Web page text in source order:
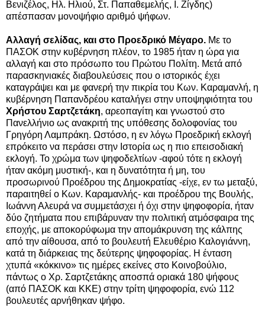
Βενιζέλος, Ηλ. Ηλιού, Στ. Παπαθεμελής, Ι. Ζίγδης)
απέσπασαν μονοψήφιο αριθμό ψήφων.
Αλλαγή σελίδας, και στο Προεδρικό Μέγαρο. Με το
ΠΑΣΟΚ στην κυβέρνηση πλέον, το 1985 ήταν η ώρα για
αλλαγή και στο πρόσωπο του Πρώτου Πολίτη. Μετά από
παρασκηνιακές διαβουλεύσεις που ο ιστορικός έχει
καταγράψει και με φανερή την πικρία του Κων. Καραμανλή, η
κυβέρνηση Παπανδρέου καταλήγει στην υποψηφιότητα του
Χρήστου Σαρτζετάκη, αρεοπαγίτη και γνωστού στο
Πανελλήνιο ως ανακριτή της υπόθεσης δολοφονίας του
Γρηγόρη Λαμπράκη. Ωστόσο, η εν λόγω Προεδρική εκλογή
επρόκειτο να περάσει στην Ιστορία ως η πιο επεισοδιακή
εκλογή. Το χρώμα των ψηφοδελτίων -αφού τότε η εκλογή
ήταν ακόμη μυστική-, και η δυνατότητα ή μη, του
προσωρινού Προέδρου της Δημοκρατίας -είχε, εν τω μεταξύ,
παραιτηθεί ο Κων. Καραμανλής- και προέδρου της Βουλής,
Ιωάννη Αλευρά να συμμετάσχει ή όχι στην ψηφοφορία, ήταν
δύο ζητήματα που επιβάρυναν την πολιτική ατμόσφαιρα της
εποχής, με αποκορύφωμα την απομάκρυνση της κάλπης
από την αίθουσα, από το βουλευτή Ελευθέριο Καλογιάννη,
κατά τη διάρκειας της δεύτερης ψηφοφορίας. Η ένταση
χτυπά «κόκκινο» τις ημέρες εκείνες στο Κοινοβούλιο,
πάντως ο Χρ. Σαρτζετάκης αποσπά οριακά 180 ψήφους
(από ΠΑΣΟΚ και ΚΚΕ) στην τρίτη ψηφοφορία, ενώ 112
βουλευτές αρνήθηκαν ψήφο.